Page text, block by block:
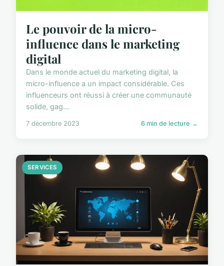
Le pouvoir de la micro-
influence dans le marketing
digital
Dans le monde actuel du marketing digital, la
micro-influence a un impact considérable. Ces
influenceurs ont réussi à créer une communauté
solide, gag...
7 décembre 2023 6 min de lecture →
SERVICES